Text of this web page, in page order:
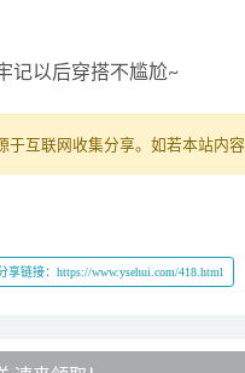
记以后穿搭不尴尬~
于互联网收集分享。如若本站内
享链接：https://www.ysehui.com/418.html